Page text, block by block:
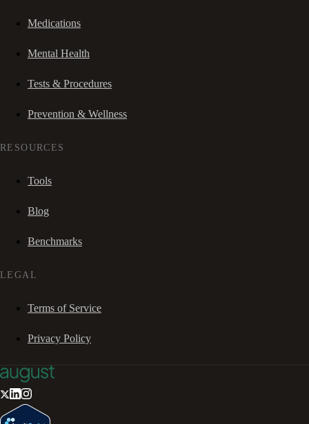
Medications
Mental Health
Tests & Procedures
Prevention & Wellness
RESOURCES
Tools
Blog
Benchmarks
LEGAL
Terms of Service
Privacy Policy